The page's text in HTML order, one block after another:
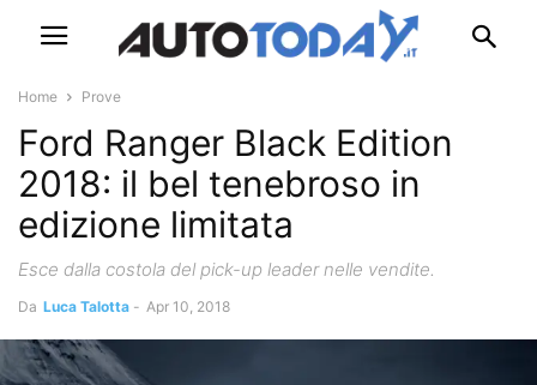
Home Prove
Ford Ranger Black Edition
2018: il bel tenebroso in
edizione limitata
Esce dalla costola del pick-up leader nelle vendite.
Da Luca Talotta - Apr 10, 2018